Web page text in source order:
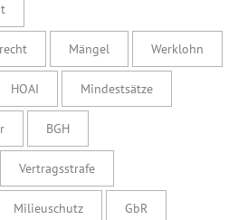
Mängel Werklohn
HOAI Mindestsätze
BGH
Vertragsstrafe
Milieuschutz GbR